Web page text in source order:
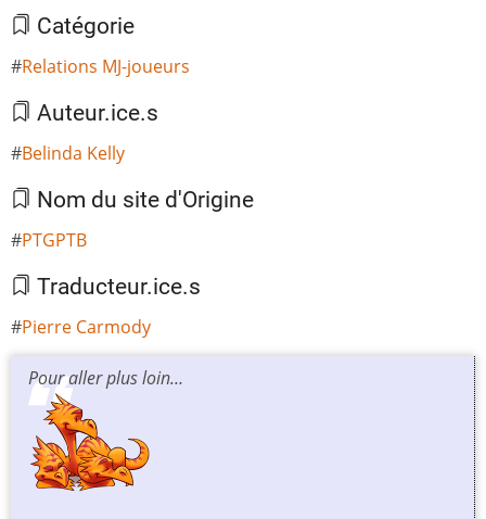
Catégorie
Relations MJ-joueurs
Auteur.ice.s
Belinda Kelly
Nom du site d'Origine
PTGPTB
Traducteur.ice.s
Pierre Carmody
Pour aller plus loin…